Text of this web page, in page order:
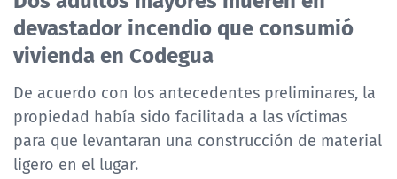
CASTING TVN VERTICAL
TVN VERTICAL
TVN PLAY
PROGRAMAS
devastador incendio que consumió
vivienda en Codegua
De acuerdo con los antecedentes preliminares, la
propiedad había sido facilitada a las víctimas
para que levantaran una construcción de material
ligero en el lugar.